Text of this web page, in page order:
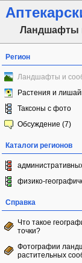
Ландшафты
Регион
Ландшафты и
Растения и
Таксоны с фото
Обсуждение (7)
Каталоги регионов
физико-
Справка
Что такое
точки?
Фотографии
растительных